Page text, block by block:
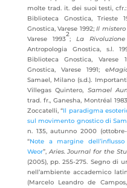
molte trad. it. dei suoi testi,
Biblioteca Gnostica, Trieste
Gnostica, Varese 1992;Il mistero
Varese 1993
2
;La
Antropologia Gnostica, s.l.
Biblioteca Gnostica, Varese
Gnostica, Varese 1991; e
Samael, Milano (s.d.).
Villegas Quintero, Samael
trad. fr., Ganesha, Montréal
Zoccatelli, “Il paradigma
sul movimento gnostico di
n. 135, autunno 2000
“Note a margine
Weor”,Aries. Journal for the
(2005), pp. 255-275. Segno di
nell’ambiente accademico
(Marcelo Leandro de